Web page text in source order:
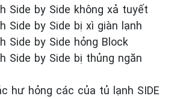
Side by Side không xả tuyết
Side by Side bị xì giàn lạnh
Side by Side hỏng Block
Side by Side bị thủng ngăn
hư hỏng các của tủ lạnh SIDE